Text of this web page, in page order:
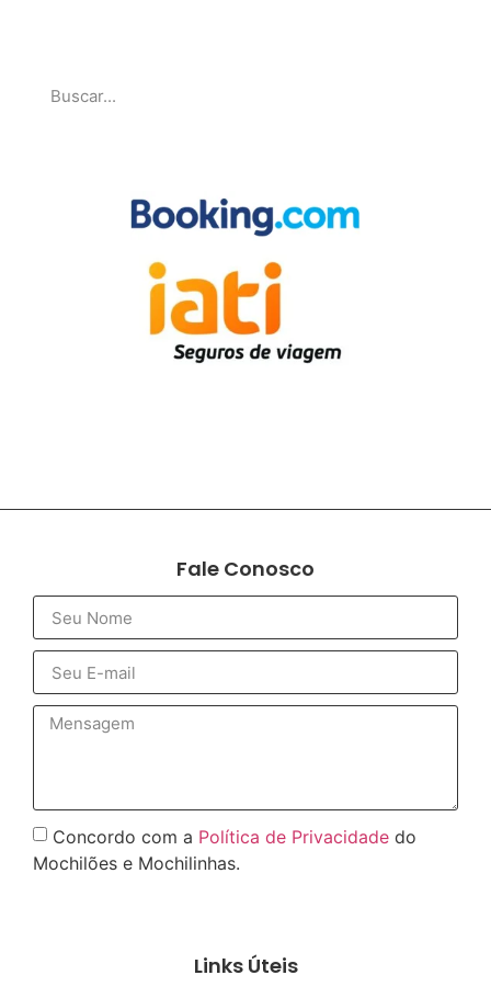
Fale Conosco
Concordo com a Política de Privacidade do
Mochilões e Mochilinhas.
Links Úteis